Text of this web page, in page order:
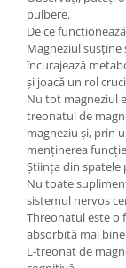
pulbere.
De ce
Magneziul susține
încurajează
și joacă un rol
Nu tot magneziul
treonatul de
magneziu și, prin
menținerea
Știința din spatele
Nu toate
sistemul nervos
Threonatul este o
absorbită mai
L-treonat de